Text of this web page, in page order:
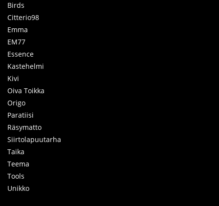
Birds
Citterio98
Emma
EM77
Essence
Kastehelmi
Kivi
Oiva Toikka
Origo
Paratiisi
Räsymatto
Siirtolapuutarha
Taika
Teema
Tools
Unikko